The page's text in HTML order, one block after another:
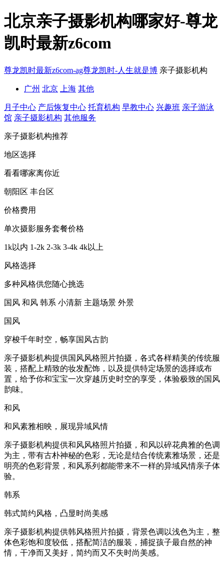
北京亲子摄影机构哪家好-尊龙
凯时最新z6com
尊龙凯时最新z6com-ag尊龙凯时-人生就是博 亲子摄影机构
广州 北京 上海 其他
月子中心 产后恢复中心 托育机构 早教中心 兴趣班 亲子游泳
馆 亲子摄影机构 其他服务
亲子摄影机构推荐
地区选择
看看哪家离你近
朝阳区 丰台区
价格费用
单次摄影服务套餐价格
1k以内 1-2k 2-3k 3-4k 4k以上
风格选择
多种风格供您随心挑选
国风 和风 韩系 小清新 主题场景 外景
国风
穿梭千年时空，畅享国风古韵
亲子摄影机构提供国风风格照片拍摄，各式各样精美的传统服
装，搭配上精致的妆发配饰，以及提供特定场景的选择或布
置，给予你和宝宝一次穿越历史时空的享受，体验极致的国风
韵味。
和风
和风素雅相映，展现异域风情
亲子摄影机构提供和风风格照片拍摄，和风以碎花典雅的色调
为主，带有古朴神秘的色彩，无论是结合传统素雅场景，还是
明亮的色彩背景，和风系列都能带来不一样的异域风情亲子体
验。
韩系
韩式简约风格，凸显时尚美感
亲子摄影机构提供韩风格照片拍摄，背景色调以浅色为主，整
体色彩饱和度较低，搭配简洁的服装，捕捉孩子最自然的神
情，干净而又美好，简约而又不失时尚美感。